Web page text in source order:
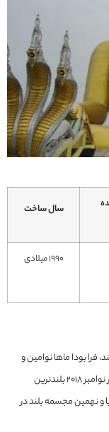
سال ساخت
1990 میلادی
فرا بودا ماها نوامین و
ماهامین ساکایامونی ویس‌چایچارن نیز شناخته می‌شود، در نوامبر 2018 بلندترین
و نهمین مجسمه بلند در